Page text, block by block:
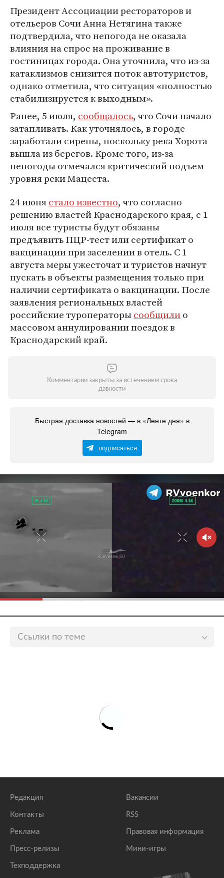
Президент Ассоциации рестораторов и
отельеров Сочи Анна Нетягина также
подтвердила, что непогода не оказала
влияния на спрос на проживание в
гостиницах города. Она уточнила, что из-за
катаклизмов снизится поток автотуристов,
однако отметила, что ситуация «полностью
стабилизируется к выходным».
Ранее, 5 июля, сообщалось, что Сочи начало
затапливать. Как уточнялось, в городе
заработали сирены, поскольку река Хорота
вышла из берегов. Кроме того, из-за
непогоды отмечался критический подъем
уровня реки Мацеста.
24 июнястало известно, что согласно
решению властей Краснодарского края, с 1
июля все туристы будут обязаны
предъявить ПЦР-тест или сертификат о
вакцинации при заселении в отель. С 1
августа меры ужесточат и туристов начнут
пускать в объекты размещения только при
наличии сертификата о вакцинации. После
заявления региональных властей
российские туроператорысообщилио
массовом аннулировании поездок в
Краснодарский край.
Комментарии закрыты за истечением срока
давности
Быстрая доставка новостей — в «Ленте дня» в
Telegram
подписаться
Ссылки по теме
Россияне массово начали отказываться от поездок
Редакция
Контакты
Реклама
Пресс-релизы
Техподдержка
Вакансии
RSS
Правовая информация
Мини-игры